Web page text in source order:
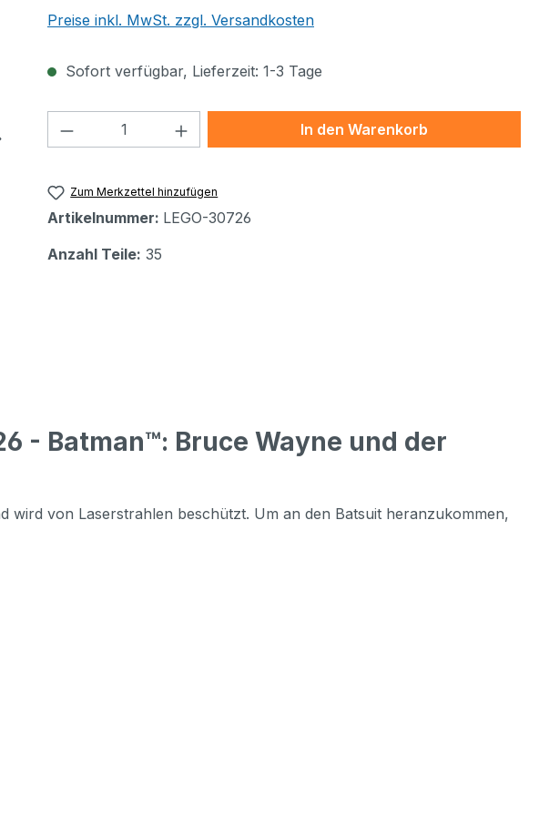
Preise inkl. MwSt. zzgl. Versandkosten
Sofort verfügbar, Lieferzeit: 1-3 Tage
Produkt Anzahl: Gib den gewünschten Wert
In den Warenkorb
Zum Merkzettel hinzufügen
Artikelnummer: LEGO-30726
Anzahl Teile: 35
- Batman™: Bruce Wayne und der
wird von Laserstrahlen beschützt. Um an den Batsuit heranzukommen,